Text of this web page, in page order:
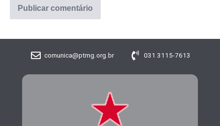
comunica@ptmg.org.br 031 3115-7613